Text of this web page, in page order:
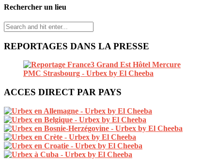
Rechercher un lieu
REPORTAGES DANS LA PRESSE
ACCES DIRECT PAR PAYS